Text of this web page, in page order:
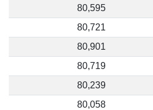
80,595
80,721
80,901
80,719
80,239
80,058